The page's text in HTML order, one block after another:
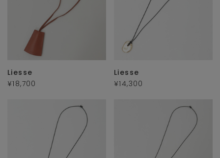
Liesse
¥18,700
Liesse
¥14,300